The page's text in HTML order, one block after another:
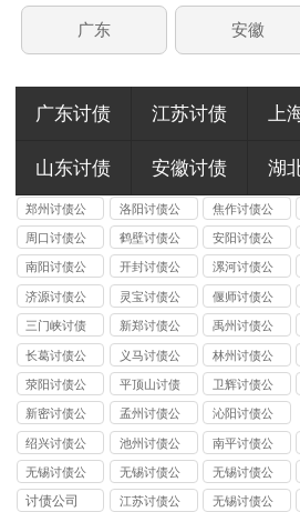
广东 安徽
广东讨债 江苏讨债 上
山东讨债 安徽讨债 湖
郑州讨债公
司
洛阳讨债公
司
焦作讨债公
司
周口讨债公
司
鹤壁讨债公
司
安阳讨债公
司
南阳讨债公
司
开封讨债公
司
漯河讨债公
司
济源讨债公
司
灵宝讨债公
司
偃师讨债公
司
三门峡讨债
公司
新郑讨债公
司
禹州讨债公
司
长葛讨债公
司
义马讨债公
司
林州讨债公
司
荥阳讨债公
司
平顶山讨债
公司
卫辉讨债公
司
新密讨债公
司
孟州讨债公
司
沁阳讨债公
司
绍兴讨债公
司
池州讨债公
司
南平讨债公
司
无锡讨债公
司的法律风
无锡讨债公
司能处理的
无锡讨债公
司收费标准
讨债公司
江苏讨债公
无锡讨债公